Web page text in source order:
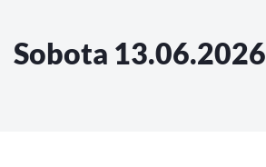
Sobota 13.06.2026